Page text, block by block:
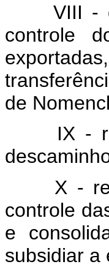
VIII -
controle
de
IX -
X -
controle
e
subsidiar a